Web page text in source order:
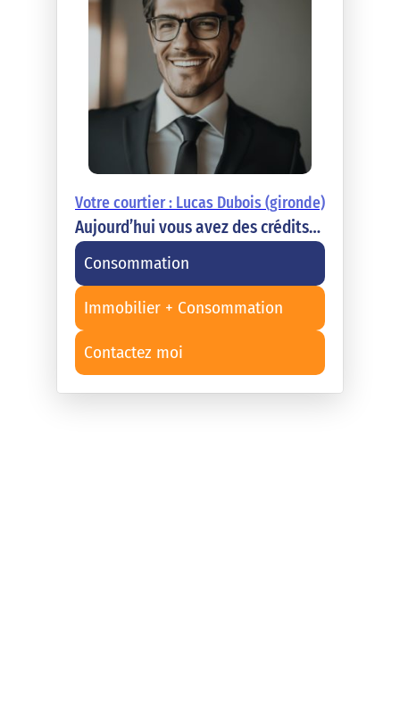
Votre courtier : Lucas Dubois (gironde)
Aujourd’hui vous avez des crédits…
Consommation
Immobilier + Consommation
Contactez moi